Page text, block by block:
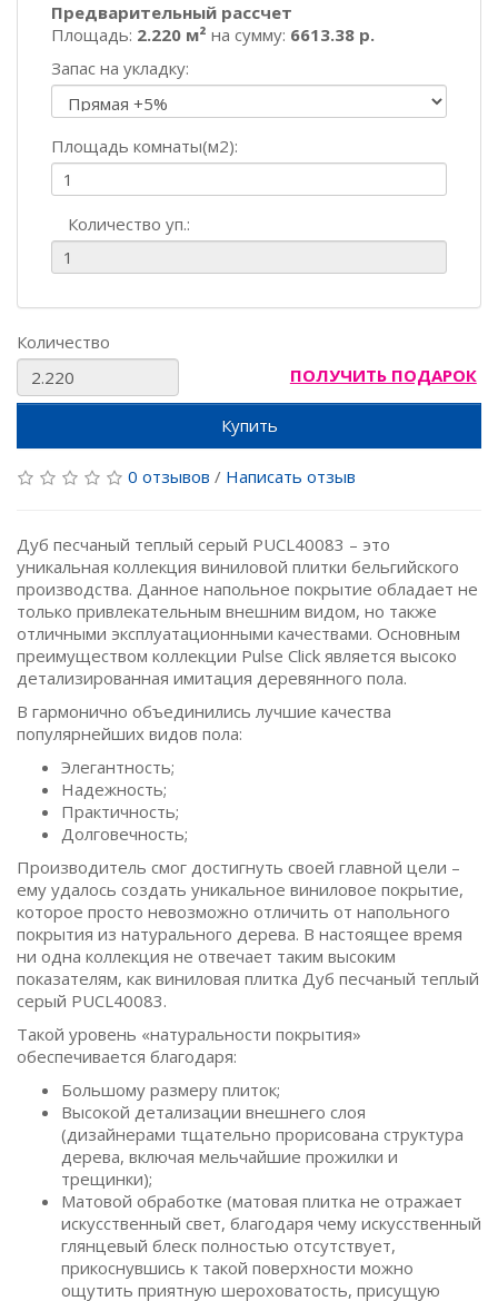
Предварительный рассчет
Площадь: 2.220 м² на сумму: 6613.38 р.
Запас на укладку:
Площадь комнаты(м2):
Количество уп.:
Количество
ПОЛУЧИТЬ ПОДАРОК
Купить
0 отзывов / Написать отзыв
Дуб песчаный теплый серый PUCL40083 – это
уникальная коллекция виниловой плитки бельгийского
производства. Данное напольное покрытие обладает не
только привлекательным внешним видом, но также
отличными эксплуатационными качествами. Основным
преимуществом коллекции Pulse Click является высоко
детализированная имитация деревянного пола.
В гармонично объединились лучшие качества
популярнейших видов пола:
Элегантность;
Надежность;
Практичность;
Долговечность;
Производитель смог достигнуть своей главной цели –
ему удалось создать уникальное виниловое покрытие,
которое просто невозможно отличить от напольного
покрытия из натурального дерева. В настоящее время
ни одна коллекция не отвечает таким высоким
показателям, как виниловая плитка Дуб песчаный теплый
серый PUCL40083.
Такой уровень «натуральности покрытия»
обеспечивается благодаря:
Большому размеру плиток;
Высокой детализации внешнего слоя
(дизайнерами тщательно прорисована структура
дерева, включая мельчайшие прожилки и
трещинки);
Матовой обработке (матовая плитка не отражает
искусственный свет, благодаря чему искусственный
глянцевый блеск полностью отсутствует,
прикоснувшись к такой поверхности можно
ощутить приятную шероховатость, присущую